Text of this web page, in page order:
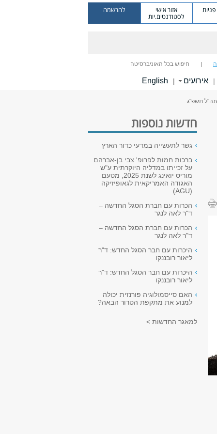
אזור אישי
לסטודנטים.יות
להרשמה
חיפוש בכל האוניברסיטה
| אירועים |
English
תשפ"ג
חדשות נוספות
גשר לתעשייה במדעי כדור הארץ
ברכות חמות לפרופ' צבי בן-אברהם
על זכייתו במדליה היוקרתית ע"ש
מוריס יואינג לשנת 2025, מטעם
האגודה האמריקאית לגאופיזיקה
(AGU)
הכרות עם חברת הסגל החדשה –
ד"ר לאה לנגר
הכרות עם חברת הסגל החדשה –
ד"ר לאה לנגר
היכרות עם חבר הסגל החדש: ד"ר
ליאור רובננקו
היכרות עם חבר הסגל החדש: ד"ר
ליאור רובננקו
האם סייסמולוגיה פורנזית יכולה
למנוע את מתקפת הטרור הבאה?
למאגר החדשות >